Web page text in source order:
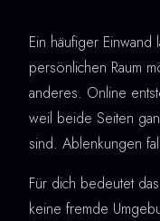
Ein häufiger
persönlichen Raum
anderes. Online
weil beide Seiten
sind. Ablenkungen
Für dich bedeutet
keine fremde